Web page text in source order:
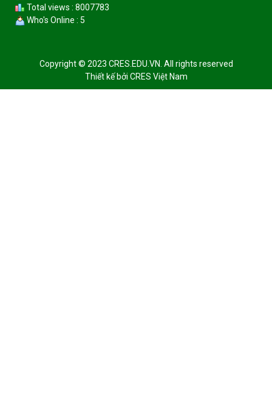
Total views : 8007783
Who's Online : 5
Copyright © 2023 CRES.EDU.VN. All rights reserved
Thiết kế bởi CRES Việt Nam